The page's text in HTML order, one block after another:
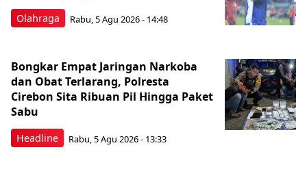
Olahraga Rabu, 5 Agu 2026 - 14:48
Headline
Bongkar Empat Jaringan Narkoba
dan Obat Terlarang, Polresta
Cirebon Sita Ribuan Pil Hingga Paket
Sabu
Rabu, 5 Agu 2026 - 13:33